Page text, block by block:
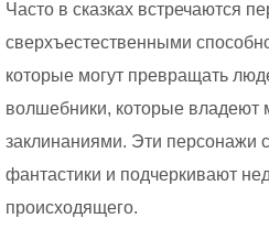
Часто в сказках встречаются
сверхъестественными
которые могут превращать
волшебники, которые владеют
заклинаниями. Эти персонажи
фантастики и подчеркивают
происходящего.